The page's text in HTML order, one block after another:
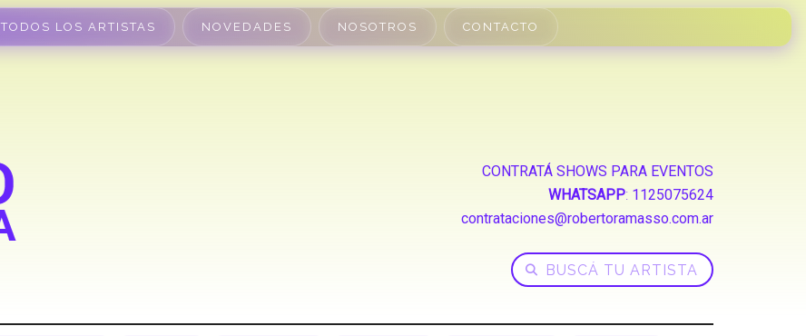
TODOS LOS ARTISTAS NOVEDADES NOSOTROS CONTACTO
CONTRATÁ SHOWS PARA EVENTOS
WHATSAPP: 1125075624
contrataciones@robertoramasso.com.ar